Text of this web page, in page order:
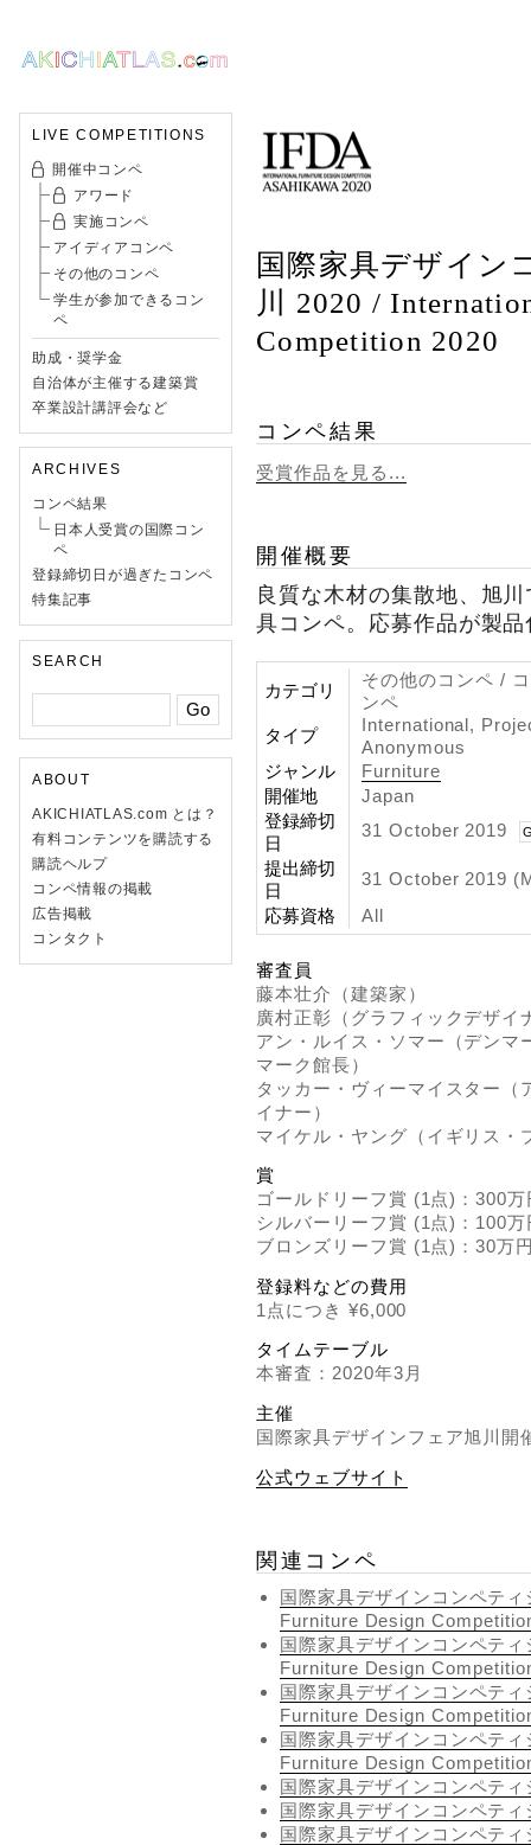
LIVE COMPETITIONS
開催中コンペ
アワード
実施コンペ
アイディアコンペ
その他のコンペ
学生が参加できるコン
ペ
助成・奨学金
自治体が主催する建築賞
卒業設計講評会など
ARCHIVES
コンペ結果
日本人受賞の国際コン
ペ
登録締切日が過ぎたコンペ
特集記事
SEARCH
ABOUT
AKICHIATLAS.com とは？
有料コンテンツを購読する
購読ヘルプ
コンペ情報の掲載
広告掲載
コンタクト
国際家具デザイン
川 2020 /
Competition 2020
コンペ結果
受賞作品を見る...
開催概要
良質な木材の集散地、旭
具コンペ。応募作品が製
カテゴリ
その他のコンペ /
ンペ
タイプ
International,
Anonymous
ジャンル
Furniture
開催地
Japan
登録締切
日
31 October 2019
提出締切
日
31 October 2019
応募資格
All
審査員
藤本壮介（建築家）
廣村正彰（グラフィックデザイ
アン・ルイス・ソマー（デンマ
マーク館長）
タッカー・ヴィーマイスター
イナー）
マイケル・ヤング（イギリス・
賞
ゴールドリーフ賞 (1点)：300万
シルバーリーフ賞 (1点)：100万
ブロンズリーフ賞 (1点)：30万
登録料などの費用
1点につき ¥6,000
タイムテーブル
本審査：2020年3月
主催
国際家具デザインフェア旭川開
公式ウェブサイト
関連コンペ
国際家具デザインコンペテ
Furniture Design
国際家具デザインコンペテ
Furniture Design
国際家具デザインコンペテ
Furniture Design
国際家具デザインコンペテ
Furniture Design
国際家具デザインコンペテ
国際家具デザインコンペテ
国際家具デザインコンペテ